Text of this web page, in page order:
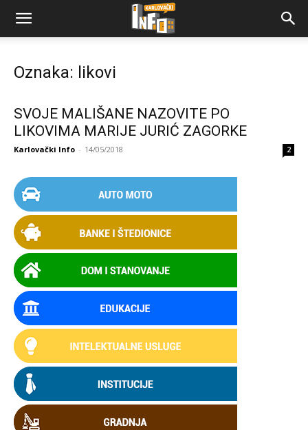
Oznaka: likovi
SVOJE MALIŠANE NAZOVITE PO
LIKOVIMA MARIJE JURIĆ ZAGORKE
Karlovački Info - 14/05/2018 2